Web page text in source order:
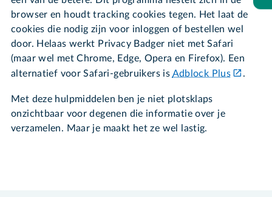
browser en houdt tracking cookies tegen. Het laat de
cookies die nodig zijn voor inloggen of bestellen wel
door. Helaas werkt Privacy Badger niet met Safari
(maar wel met Chrome, Edge, Opera en Firefox). Een
alternatief voor Safari-gebruikers is Adblock Plus .
Met deze hulpmiddelen ben je niet plotsklaps
onzichtbaar voor degenen die informatie over je
verzamelen. Maar je maakt het ze wel lastig.